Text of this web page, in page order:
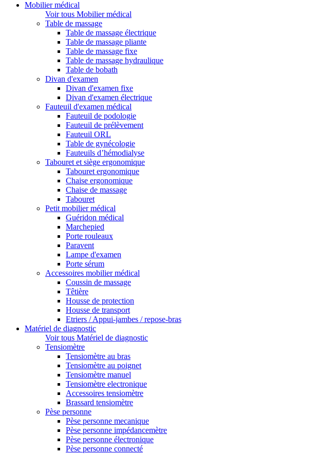
Mobilier médical
Voir tous Mobilier médical
Table de massage
Table de massage électrique
Table de massage pliante
Table de massage fixe
Table de massage hydraulique
Table de bobath
Divan d'examen
Divan d'examen fixe
Divan d'examen électrique
Fauteuil d'examen médical
Fauteuil de podologie
Fauteuil de prélèvement
Fauteuil ORL
Table de gynécologie
Fauteuils d’hémodialyse
Tabouret et siège ergonomique
Tabouret ergonomique
Chaise ergonomique
Chaise de massage
Tabouret
Petit mobilier médical
Guéridon médical
Marchepied
Porte rouleaux
Paravent
Lampe d'examen
Porte sérum
Accessoires mobilier médical
Coussin de massage
Têtière
Housse de protection
Housse de transport
Etriers / Appui-jambes / repose-bras
Matériel de diagnostic
Voir tous Matériel de diagnostic
Tensiomètre
Tensiomètre au bras
Tensiomètre au poignet
Tensiomètre manuel
Tensiomètre electronique
Accessoires tensiomètre
Brassard tensiomètre
Pèse personne
Pèse personne mecanique
Pèse personne impédancemètre
Pèse personne électronique
Pèse personne connecté